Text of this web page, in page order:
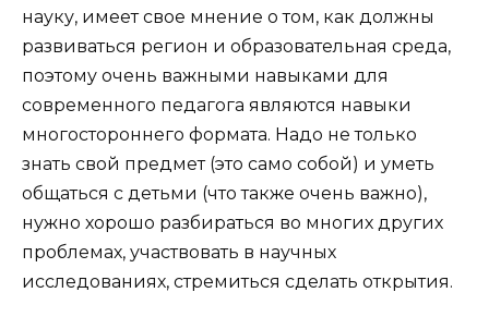
науку, имеет свое мнение о том, как должны
развиваться регион и образовательная среда,
поэтому очень важными навыками для
современного педагога являются навыки
многостороннего формата. Надо не только
знать свой предмет (это само собой) и уметь
общаться с детьми (что также очень важно),
нужно хорошо разбираться во многих других
проблемах, участвовать в научных
исследованиях, стремиться сделать открытия.